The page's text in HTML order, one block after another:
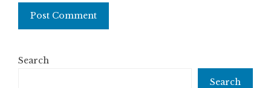
Search
Search